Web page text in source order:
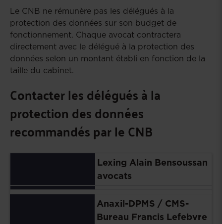
Le CNB ne rémunère pas les délégués à la
protection des données sur son budget de
fonctionnement. Chaque avocat contractera
directement avec le délégué à la protection des
données selon un montant établi en fonction de la
taille du cabinet.
Contacter les délégués à la
protection des données
recommandés par le CNB
Lexing Alain Bensoussan
avocats
Anaxil-DPMS / CMS-
Bureau Francis Lefebvre